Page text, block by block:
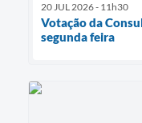
20 JUL 2026 - 11h30
Votação da
segunda feira